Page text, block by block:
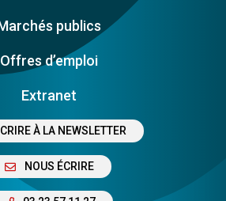
publics
Offres d’emploi
Extranet
À LA NEWSLETTER
NOUS ÉCRIRE